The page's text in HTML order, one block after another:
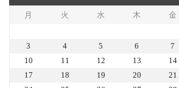
月 火 水 木 金
3
4 5 6 7
10
11 12 13 14
17
18 19 20 21